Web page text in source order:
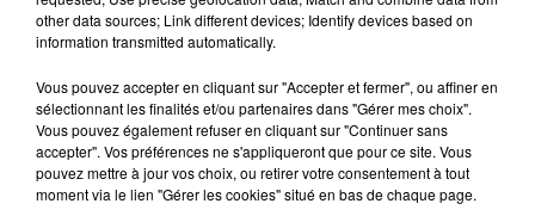
other data sources; Link different devices; Identify devices based on
information transmitted automatically.
Vous pouvez accepter en cliquant sur "Accepter et fermer", ou affiner en
sélectionnant les finalités et/ou partenaires dans "Gérer mes choix".
Vous pouvez également refuser en cliquant sur "Continuer sans
accepter". Vos préférences ne s'appliqueront que pour ce site. Vous
pouvez mettre à jour vos choix, ou retirer votre consentement à tout
moment via le lien "Gérer les cookies" situé en bas de chaque page.